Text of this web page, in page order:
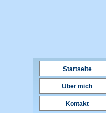
Startseite
Über mich
Kontakt